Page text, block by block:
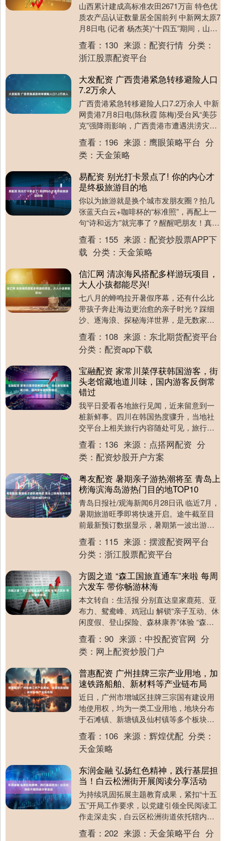
山西累计建成高标准农田2671万亩 特色优
质农产品认证数量居全国前列 中新网太原7
月8日电 (记者 杨杰英)“十四五”期间，山西
农产品监测合格率稳定在98%以上....
查看： 130 来源： 配资行情 分类：
浙江股票配资平台
大发配资 广西贵港紧急转移避险人口
7.2万余人
广西贵港紧急转移避险人口7.2万余人 中新
网贵港7月8日电(陈秋霞 陈梅)受台风“美莎
克”强降雨影响，广西贵港市遭遇洪涝灾
害。贵港市有关部门8日介绍，截至7月8....
查看： 196 来源： 鹰眼策略平台 分
类： 天金策略
易配资 别光打卡景点了! 你的内心才
是终极旅游目的地
你以为旅游就是换个城市发朋友圈？拍几
张蓝天白云+咖啡杯的“标准照”，再配上一
句“诗和远方”就完事了？醒醒吧朋友！真正
的旅行，根本不是换个地方刷手机，而是
换个心境....
查看： 155 来源： 配资炒股票APP下
载 分类： 天金策略
信汇网 清凉海风搭配多样游玩项目，
大人小孩都能尽兴!
七八月的蝉鸣拉开暑假序幕，还有什么比
带孩子奔赴海边更治愈的亲子时光？踩细
沙、逐海浪、探秘海洋世界，是无数家庭
对夏日的终极向往。然而，面对热门海滨
城市的人山人海与....
查看： 108 来源： 东北期货配资平台
分类： 配资app下载
宝融配资 家常川菜俘获韩国游客，街
头老馆藏地道川味，国内游客反倒常
错过
我平日爱看各地旅行见闻，近来留意到一
桩新鲜事。四川在韩国热度骤升，当地社
交平台上相关旅行内容随处可见，旅行社
的巴蜀线路预订量持续走高，不少韩国年
轻人借着免签政策....
查看： 136 来源： 点搭网配资 分
类： 配资炒股开户方案
粤友配资 暑期亲子游热潮将至 青岛上
榜海滨海岛游热门目的地TOP10
青岛日报社/观海新闻6月28日讯 临近7月，
暑期旅游旺季即将快速开启。途牛截至目
前最新预订数据显示，暑期第一波出游热
潮于6月27日开启，出游高峰期将贯穿整个
7月....
查看： 115 来源： 摆渡配资网平台
分类： 浙江股票配资平台
方圆之道 “森工国旅直通车”来啦 每周
六发车 带你畅游林海
本文转自：生活报 分别直达皇家鹿苑、亚
布力、鸳鸯峰、鸡冠山 解锁“亲子互动、休
闲度假、登山探险、森林康养”体验 “森工
国旅直通车”来啦 每周六发车 带你畅游林
海....
查看： 90 来源： 中投配资官网 分
类： 网上配资炒股门户
普惠配资 广州挂牌三宗产业用地，加
速铁路船舶、新材料等产业链布局
近日，广州市增城区挂牌三宗国有建设用
地使用权，均为一类工业用地，地块分布
于石滩镇、新塘镇及仙村镇等多个板块，
为增城区优化产业空间布局、推动制造业
高质量发展再添新....
查看： 106 来源： 辉煌优配 分类：
天金策略
东润金融 弘扬红色精神，践行基层担
当！白云松洲街开展阅读分享活动
为持续巩固拓展主题教育成果，紧扣“十五
五”开局工作要求，以党建引领全民阅读工
作走深走实，白云区松洲街道依托辖内党
群服务中心、新时代文明实践所两大阵
地，常态化开展....
查看： 202 来源： 天金策略平台 分